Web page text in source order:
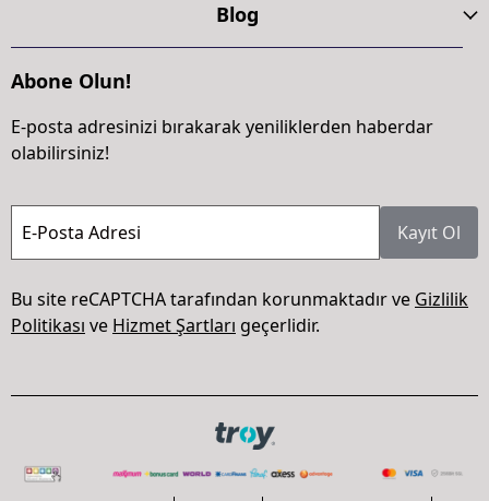
Blog
Abone Olun!
E-posta adresinizi bırakarak yeniliklerden haberdar
olabilirsiniz!
E-Posta Adresi Kayıt Ol
Bu site reCAPTCHA tarafından korunmaktadır ve Gizlilik
Politikası ve Hizmet Şartları geçerlidir.